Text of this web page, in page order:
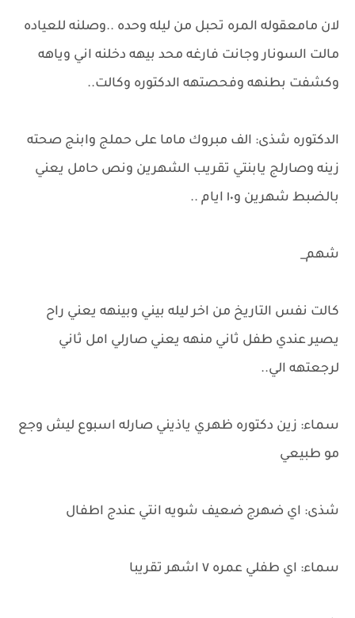
لان مامعقوله المره تحبل من ليله وحده ..وصلنه للعياده
مالت السونار وجانت فارغه محد بيهه دخلنه اني وياهه
وكشفت بطنهه وفحصتهه الدكتوره وكالت..
الدكتوره شذى: الف مبروك ماما على حملج وابنج صحته
زينه وصارلج يابنتي تقريب الشهرين ونص حامل يعني
بالضبط شهرين و١٠ ايام ..
شهم_
كالت نفس التاريخ من اخر ليله بيني وبينهه يعني راح
يصير عندي طفل ثاني منهه يعني صارلي امل ثاني
لرجعتهه الي..
سماء: زين دكتوره ظهري ياذيني صارله اسبوع ليش وجع
مو طبيعي
شذى: اي ضهرج ضعيف شويه انتي عندج اطفال
سماء: اي طفلي عمره ٧ اشهر تقريبا